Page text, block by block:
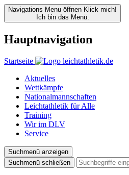
Navigations Menu öffnen Klick mich!
Ich bin das Menü.
Hauptnavigation
Startseite
Aktuelles
Wettkämpfe
Nationalmannschaften
Leichtathletik für Alle
Training
Wir im DLV
Service
Suchmenü anzeigen
Suchmenü schließen